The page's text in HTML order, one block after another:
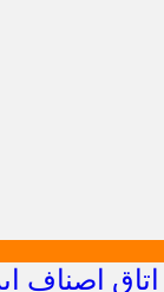
اتاق اصناف